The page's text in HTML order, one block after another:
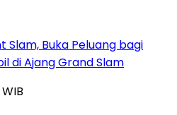
Slam, Buka Peluang bagi
di Ajang Grand Slam